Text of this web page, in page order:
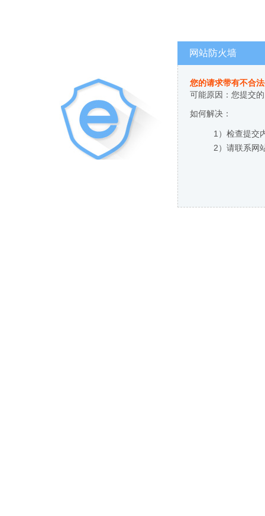
网站防火墙
您的请求带有不合
可能原因：您提交
如何解决：
1）检查提交
2）请联系网